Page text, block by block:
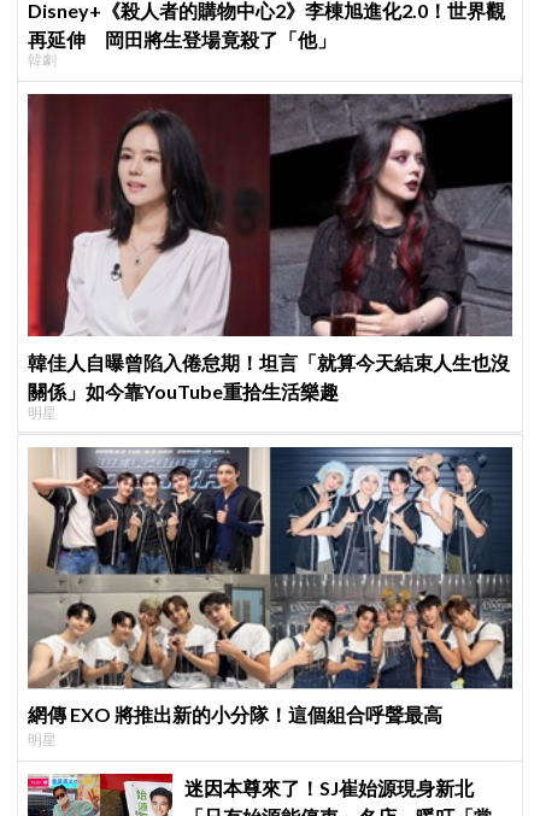
Disney+《殺人者的購物中心2》李棟旭進化2.0！世界觀
再延伸 岡田將生登場竟殺了「他」
韓劇
韓佳人自曝曾陷入倦怠期！坦言「就算今天結束人生也沒
關係」如今靠YouTube重拾生活樂趣
明星
網傳 EXO 將推出新的小分隊！這個組合呼聲最高
明星
迷因本尊來了！SJ崔始源現身新北